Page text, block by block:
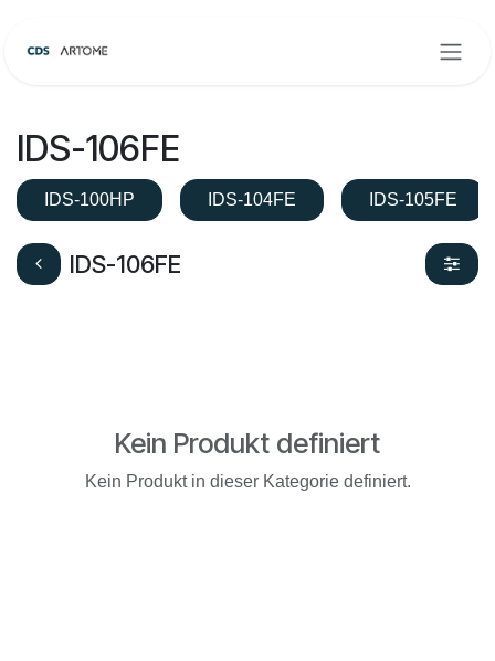
IDS-106FE
IDS-100HP IDS-104FE IDS-105FE
IDS-106FE
Kein Produkt definiert
Kein Produkt in dieser Kategorie definiert.